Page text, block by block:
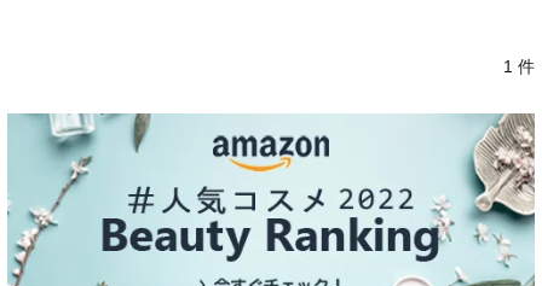
1 件